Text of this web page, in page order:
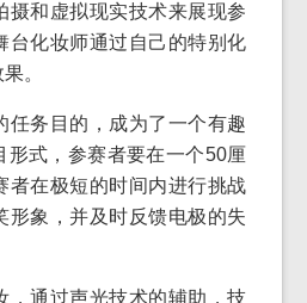
摄和虚拟现实技术来展现参
台化妆师通过自己的特别化
。
任务目的，成为了一个有趣
形式，参赛者要在一个50厘
者在极短的时间内进行挑战
形象，并及时反馈电极的失
，通过声光技术的辅助，技